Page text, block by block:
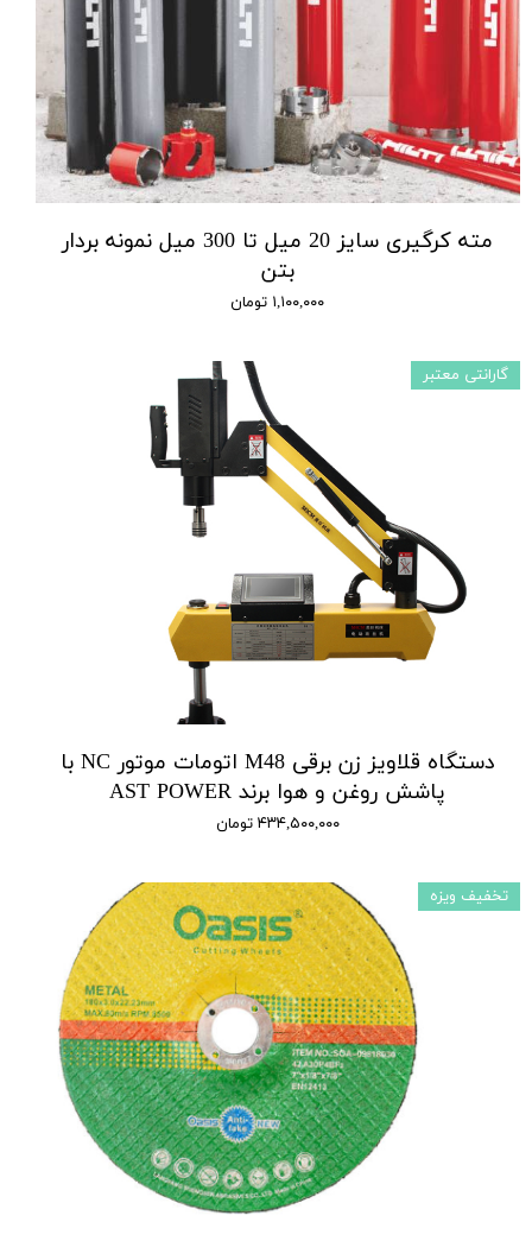
مته کرگیری سایز 20 میل تا 300 میل نمونه بردار
بتن
۱,۱۰۰,۰۰۰ تومان
دستگاه قلاویز زن برقی M48 اتومات موتور NC با
پاشش روغن و هوا برند AST POWER
۴۳۴,۵۰۰,۰۰۰ تومان
گارانتی معتبر
تخفیف ویزه